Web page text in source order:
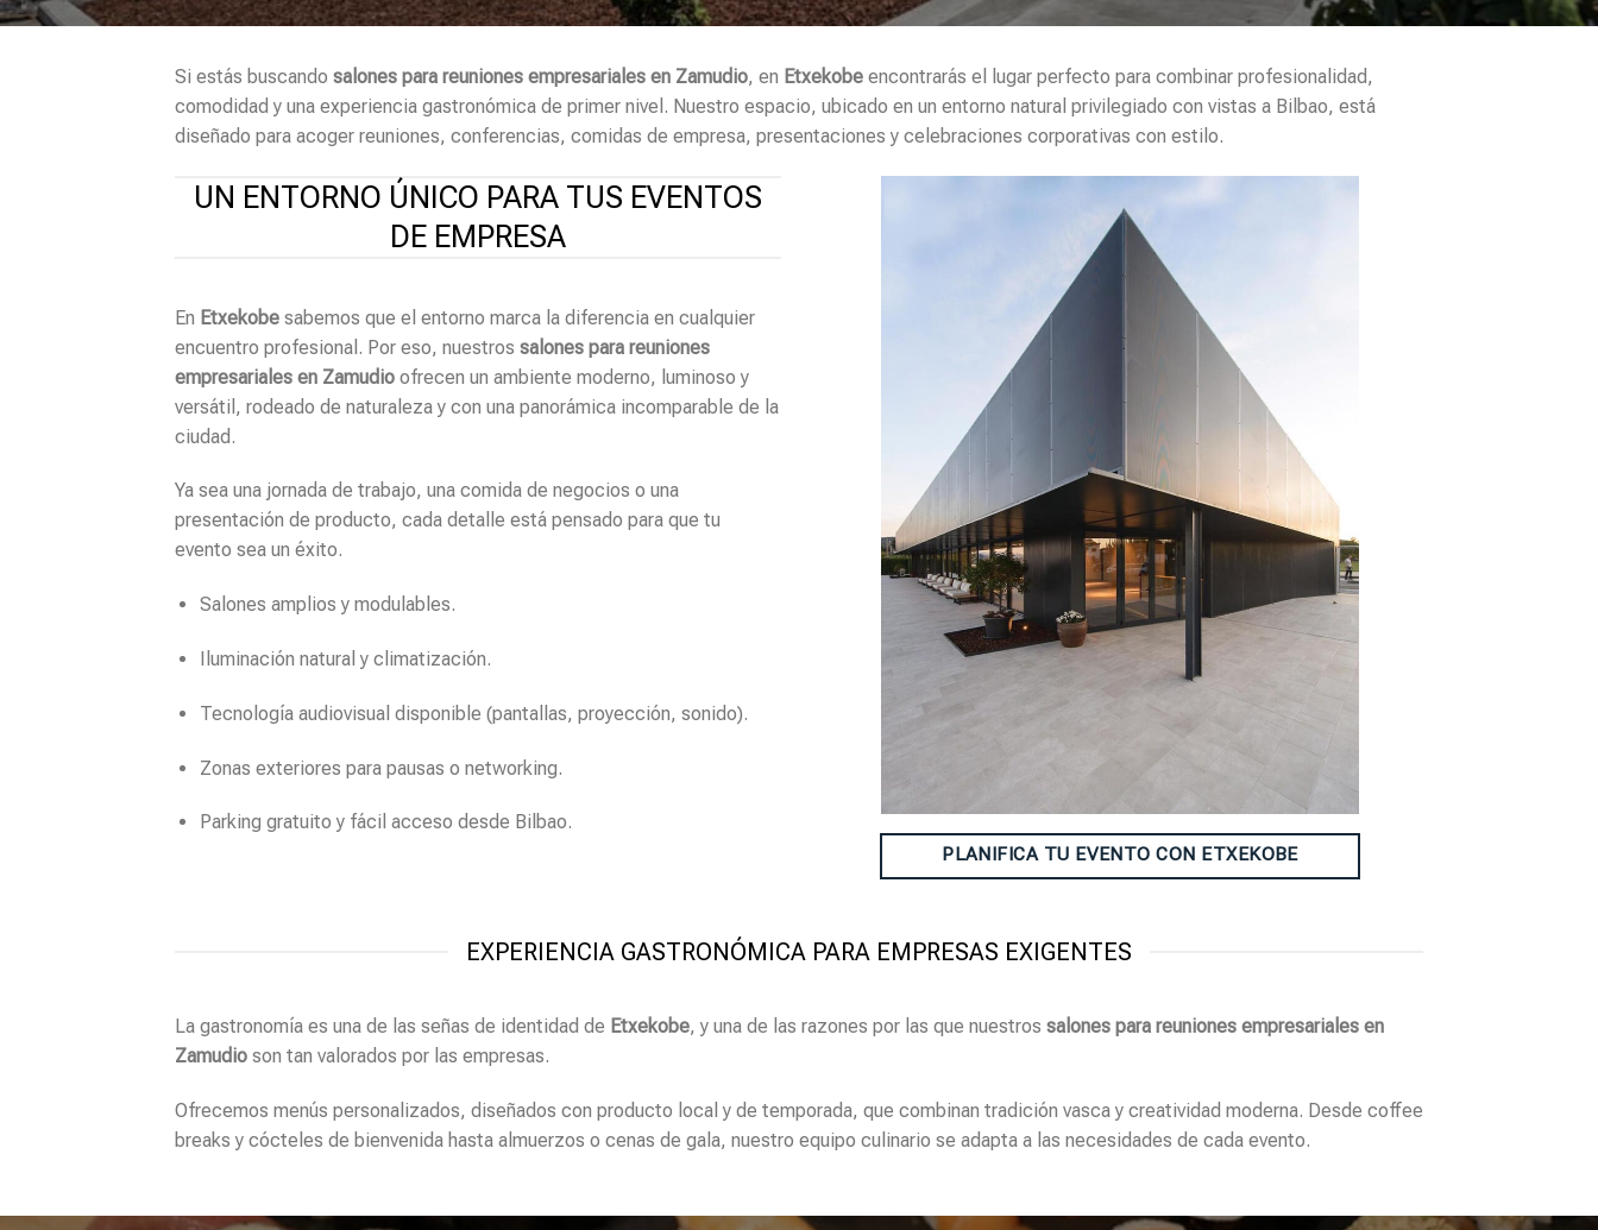
Si estás buscando salones para reuniones empresariales en Zamudio, en Etxekobe encontrarás el lugar perfecto para combinar profesionalidad,
comodidad y una experiencia gastronómica de primer nivel. Nuestro espacio, ubicado en un entorno natural privilegiado con vistas a Bilbao, está
diseñado para acoger reuniones, conferencias, comidas de empresa, presentaciones y celebraciones corporativas con estilo.
UN ENTORNO ÚNICO PARA TUS EVENTOS
DE EMPRESA
En Etxekobe sabemos que el entorno marca la diferencia en cualquier
encuentro profesional. Por eso, nuestros salones para reuniones
empresariales en Zamudio ofrecen un ambiente moderno, luminoso y
versátil, rodeado de naturaleza y con una panorámica incomparable de la
ciudad.
Ya sea una jornada de trabajo, una comida de negocios o una
presentación de producto, cada detalle está pensado para que tu
evento sea un éxito.
Salones amplios y modulables.
Iluminación natural y climatización.
Tecnología audiovisual disponible (pantallas, proyección, sonido).
Zonas exteriores para pausas o networking.
Parking gratuito y fácil acceso desde Bilbao.
PLANIFICA TU EVENTO CON ETXEKOBE
EXPERIENCIA GASTRONÓMICA PARA EMPRESAS EXIGENTES
La gastronomía es una de las señas de identidad de Etxekobe, y una de las razones por las que nuestros salones para reuniones empresariales en
Zamudio son tan valorados por las empresas.
Ofrecemos menús personalizados, diseñados con producto local y de temporada, que combinan tradición vasca y creatividad moderna. Desde coffee
breaks y cócteles de bienvenida hasta almuerzos o cenas de gala, nuestro equipo culinario se adapta a las necesidades de cada evento.